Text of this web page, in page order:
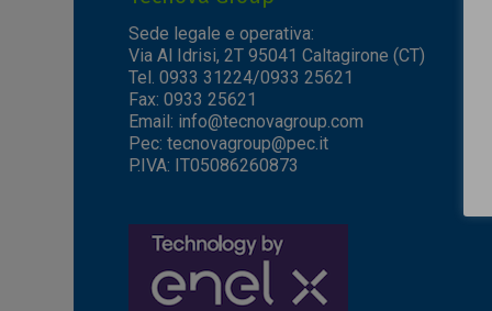
Sede legale e operativa:
Via Al Idrisi, 2T 95041 Caltagirone (CT)
Tel. 0933 31224/0933 25621
Fax: 0933 25621
Email: info@tecnovagroup.com
Pec:tecnovagroup@pec.it
P.IVA: IT05086260873